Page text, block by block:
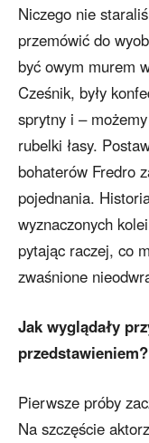
Niczego nie
przemówić do
być owym murem
Cześnik, były
sprytny i –
rubelki łasy.
bohaterów Fredro
pojednania.
wyznaczonych
pytając raczej, co
zwaśnione
Jak wyglądały
przedstawieniem?
Pierwsze próby
Na szczęście